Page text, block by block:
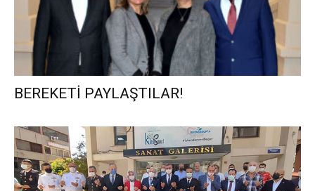
BEREKETİ PAYLAŞTILAR!